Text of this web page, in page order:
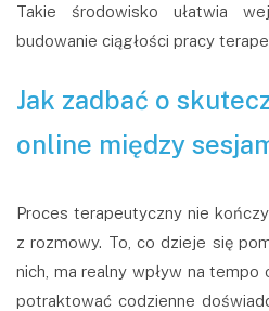
Takie środowisko ułatwia
budowanie ciągłości pracy
Jak zadbać o
online między
Proces terapeutyczny nie
z rozmowy. To, co dzieje się
nich, ma realny wpływ na tempo
potraktować codzienne